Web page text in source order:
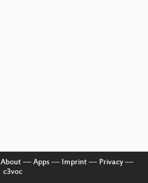
About–– Apps–– Imprint–– Privacy––
c3voc